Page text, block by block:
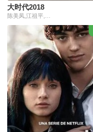
大时代2018
陈美凤,江祖平,江俊翰,蔡东威,王彩桦,陈妍安,马念先,小甜甜,邱琦雯,王明玉,吴皓升,杨绣惠,颜筱筠,郭亚棠,成润,张柏舟,陈彦廷,游安顺,黄少谷,林则希,李又汝,楚宣,王瞳,余秉谚,韩宜邦,马俊麟